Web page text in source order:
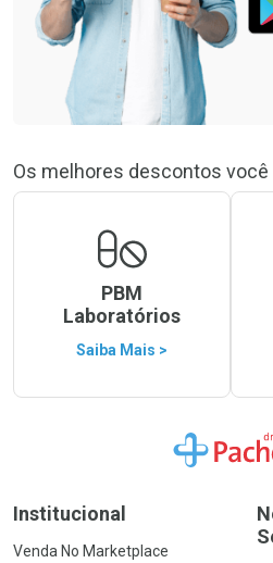
Os melhores descontos você
PBM
Laboratórios
Saiba Mais >
Ir para a
Institucional
Venda No Marketplace